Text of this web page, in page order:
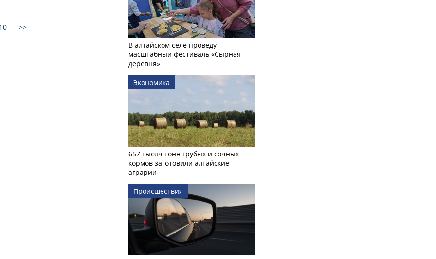
10 >>
В алтайском селе проведут
масштабный фестиваль «Сырная
деревня»
Экономика
657 тысяч тонн грубых и сочных
кормов заготовили алтайские
аграрии
Происшествия